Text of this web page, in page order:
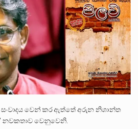
2011 වසරේදී දේශපාලන හා මානව හිමිකම් ක්‍රියාකාරීන් වන ලලිත්කුමාර් වීරරාජ් සහ කුගන් මුරුගානන්දන් යාපනයේදී අතුරුදන්…
ගොවියන්ගේ ප්‍රශ්න, ධීවරයන්ගේ ප්‍රශ්න, සෞඛය ප්‍රශ්න, වැටු ප්‍ර්ශ්න, රැකියා විරහිත ප්‍රශ්න මේ සියලු ප්‍රශ්නවලට තනි…
මේ, දන්නා හඳුනන ලියන්නකුගේ නන්නාඳුනන අඩවියක සැරිසරා ලද ආස්වාදනීය මොහොතක සිංහාවලෝකනයකි .කෙටි කවියක දිගු බර…
සංවාදය වෙන් කර ඇත්තේ අරුන නිශාන්ත
නවකතාව වෙනුවෙනි.